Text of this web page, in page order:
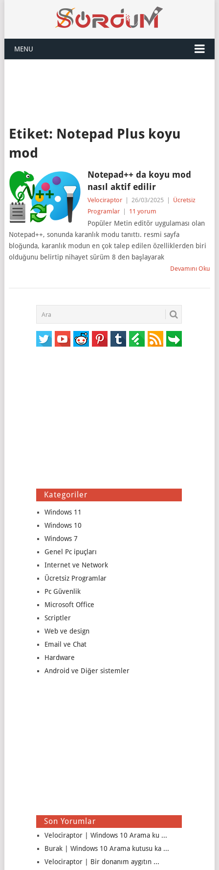
MENU
Etiket: Notepad Plus koyu
mod
Notepad++ da koyu mod
nasıl aktif edilir
Velociraptor 26/03/2025
Ücretsiz
Programlar
11 yorum
Popüler Metin editör uygulaması olan
Notepad++, sonunda karanlık modu tanıttı. resmi sayfa
bloğunda, karanlık modun en çok talep edilen özelliklerden biri
olduğunu belirtip nihayet sürüm 8 den başlayarak
Devamını Oku
Kategoriler
Windows 11
Windows 10
Windows 7
Genel Pc ipuçları
Internet ve Network
Ücretsiz Programlar
Pc Güvenlik
Microsoft Office
Scriptler
Web ve design
Email ve Chat
Hardware
Android ve Diğer sistemler
Son Yorumlar
Velociraptor | Windows 10 Arama ku ...
Burak | Windows 10 Arama kutusu ka ...
Velociraptor | Bir donanım aygıtın ...